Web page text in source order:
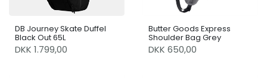
DB Journey Skate Duffel
Black Out 65L
DKK 1.799,00
Butter Goods Express
Shoulder Bag Grey
DKK 650,00